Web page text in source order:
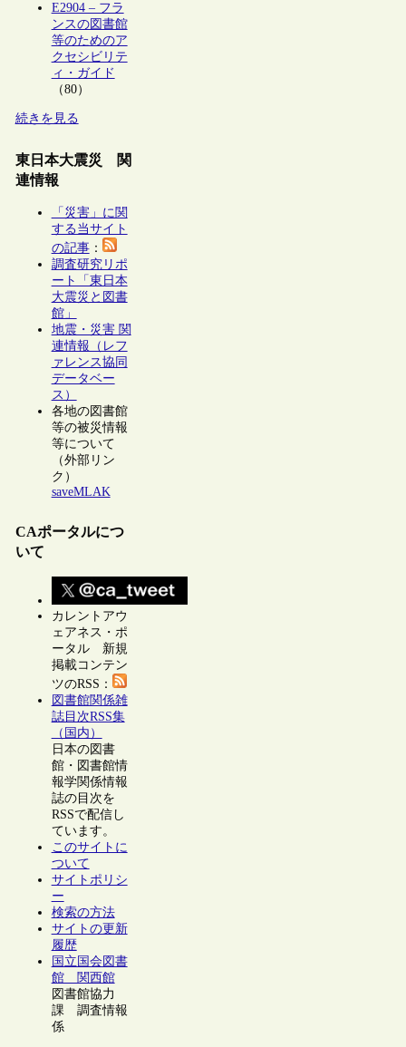
E2904 – フラ
ンスの図書館
等のためのア
クセシビリテ
ィ・ガイド
（80）
続きを見る
東日本大震災 関
連情報
「災害」に関
する当サイト
の記事：
調査研究リポ
ート「東日本
大震災と図書
館」
地震・災害 関
連情報（レフ
ァレンス協同
データベー
ス）
各地の図書館
等の被災情報
等について
（外部リン
ク）
saveMLAK
CAポータルにつ
いて
カレントアウ
ェアネス・ポ
ータル 新規
掲載コンテン
ツのRSS：
図書館関係雑
誌目次RSS集
（国内）
日本の図書
館・図書館情
報学関係情報
誌の目次を
RSSで配信し
ています。
このサイトに
ついて
サイトポリシ
ー
検索の方法
サイトの更新
履歴
国立国会図書
館 関西館
図書館協力
課 調査情報
係